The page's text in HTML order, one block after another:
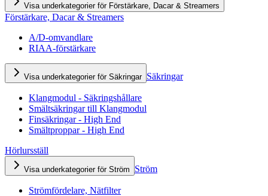
Visa underkategorier för Förstärkare, Dacar & Streamers
Förstärkare, Dacar & Streamers
A/D-omvandlare
RIAA-förstärkare
Visa underkategorier för Säkringar Säkringar
Klangmodul - Säkringshållare
Smältsäkringar till Klangmodul
Finsäkringar - High End
Smältproppar - High End
Hörlursställ
Visa underkategorier för Ström Ström
Strömfördelare, Nätfilter